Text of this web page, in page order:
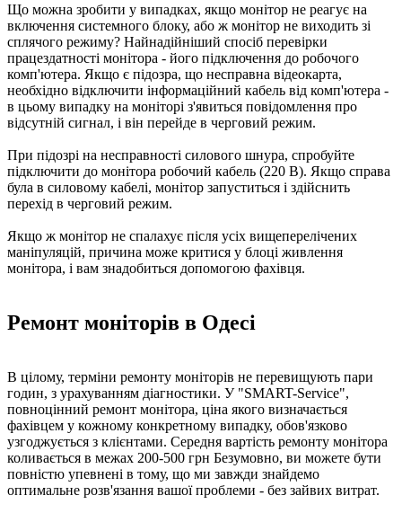
Що можна зробити у випадках, якщо монітор не реагує на
включення системного блоку, або ж монітор не виходить зі
сплячого режиму? Найнадійніший спосіб перевірки
працездатності монітора - його підключення до робочого
комп'ютера. Якщо є підозра, що несправна відеокарта,
необхідно відключити інформаційний кабель від комп'ютера -
в цьому випадку на моніторі з'явиться повідомлення про
відсутній сигнал, і він перейде в черговий режим.
При підозрі на несправності силового шнура, спробуйте
підключити до монітора робочий кабель (220 В). Якщо справа
була в силовому кабелі, монітор запуститься і здійснить
перехід в черговий режим.
Якщо ж монітор не спалахує після усіх вищеперелічених
маніпуляцій, причина може критися у блоці живлення
монітора, і вам знадобиться допомогою фахівця.
Ремонт моніторів в Одесі
В цілому, терміни ремонту моніторів не перевищують пари
годин, з урахуванням діагностики. У "SMART-Service",
повноцінний ремонт монітора, ціна якого визначається
фахівцем у кожному конкретному випадку, обов'язково
узгоджується з клієнтами. Середня вартість ремонту монітора
коливається в межах 200-500 грн Безумовно, ви можете бути
повністю упевнені в тому, що ми завжди знайдемо
оптимальне розв'язання вашої проблеми - без зайвих витрат.